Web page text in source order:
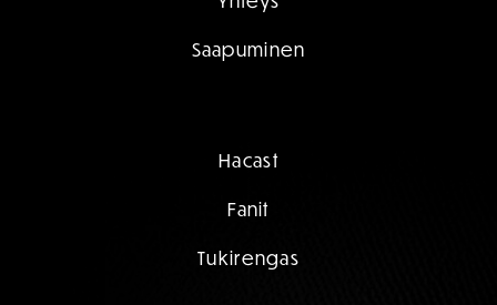
Saapuminen
Hacast
Fanit
Tukirengas